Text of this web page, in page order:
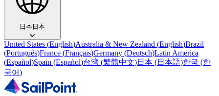
日本日本
United States (English)Australia & New Zealand (English)Brazil
(Português)France (Français)Germany (Deutsch)Latin America
(Español)Spain (Español)台湾 (繁體中文)日本 (日本語)한국 (한
국어)